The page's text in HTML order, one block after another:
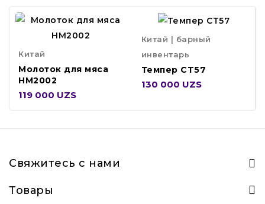
Китай
Молоток для мяса
HM2002
119 000 UZS
Китай | барный
инвентарь
Темпер CT57
130 000 UZS
Свяжитесь с нами
Товары